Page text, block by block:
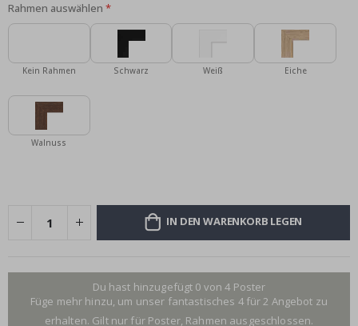
Rahmen auswählen
Kein Rahmen Schwarz Weiß Eiche
Walnuss
IN DEN WARENKORB LEGEN
Du hast hinzugefügt 0 von 4 Poster
Füge mehr hinzu, um unser fantastisches 4 für 2 Angebot zu
erhalten. Gilt nur für Poster, Rahmen ausgeschlossen.